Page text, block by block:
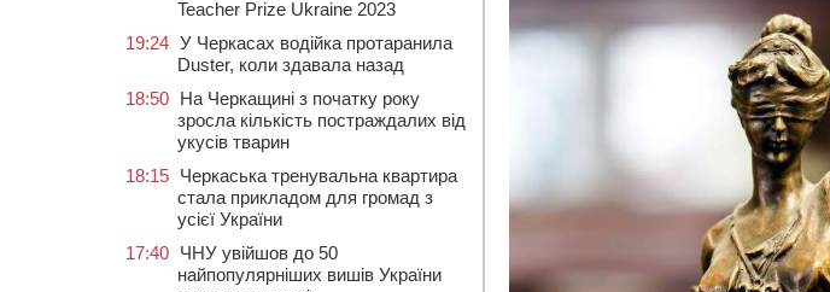
Teacher Prize Ukraine 2023
19:24 У Черкасах водійка протаранила
Duster, коли здавала назад
18:50 На Черкащині з початку року
зросла кількість постраждалих від
укусів тварин
18:15 Черкаська тренувальна квартира
стала прикладом для громад з
усієї України
17:40 ЧНУ увійшов до 50
найпопулярніших вишів України